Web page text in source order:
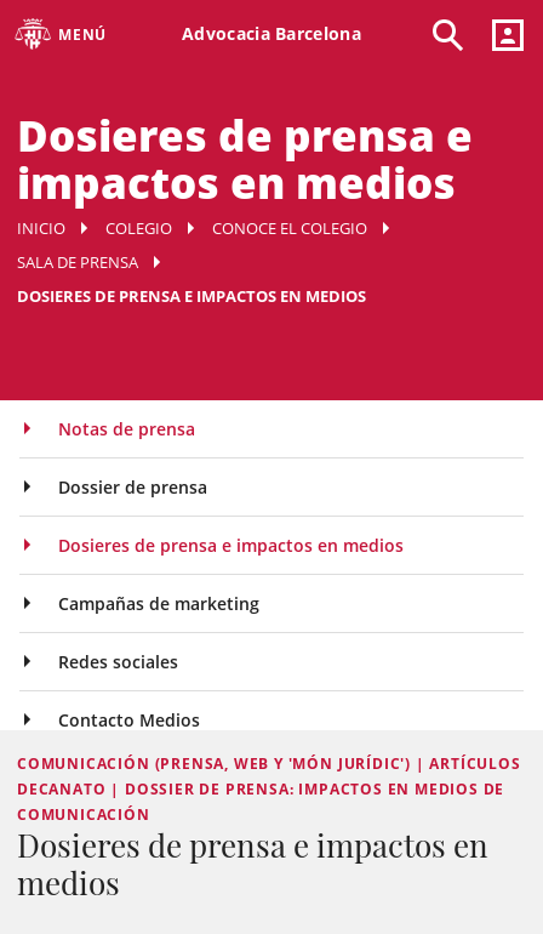
MENÚ Advocacia Barcelona
Dosieres de prensa e
impactos en medios
INICIO COLEGIO
CONOCE EL COLEGIO
SALA DE PRENSA
DOSIERES DE PRENSA E IMPACTOS EN MEDIOS
Notas de prensa
Dossier de prensa
Dosieres de prensa e impactos en medios
Campañas de marketing
Redes sociales
Contacto Medios
COMUNICACIÓN (PRENSA, WEB Y 'MÓN JURÍDIC') | ARTÍCULOS
DECANATO | DOSSIER DE PRENSA: IMPACTOS EN MEDIOS DE
COMUNICACIÓN
Dosieres de prensa e impactos en
medios